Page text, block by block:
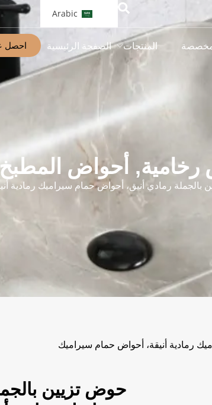
Arabic
الصفحة الرئيسية المنتجات احصل
رخامية, أحواض
رمادي أنيق، أحواض حمام سيراميك رمادية
رمادية أنيقة، أحواض حمام سيراميك
حوض تزيين